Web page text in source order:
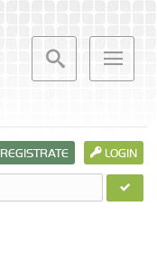
LOGIN
REGISTRATE